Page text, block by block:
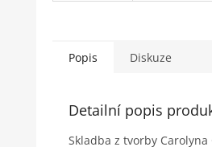
Popis Diskuze
Detailní popis
Skladba z tvorby